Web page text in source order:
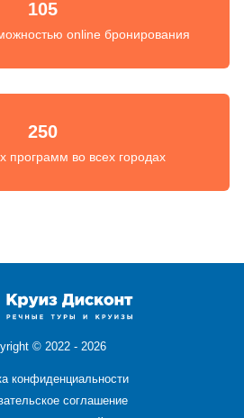
105
online бронирования
250
программ во всех городах
© 2022 - 2026
конфиденциальности
соглашение